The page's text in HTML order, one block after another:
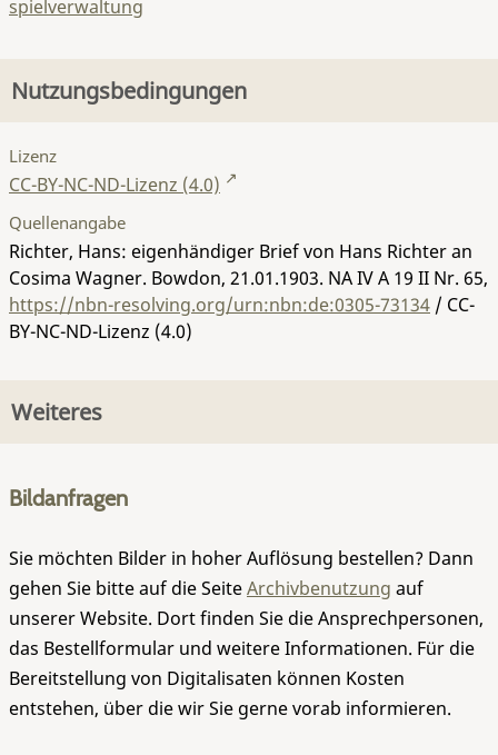
spielverwaltung
Nutzungsbedingungen
Lizenz
CC-BY-NC-ND-Lizenz (4.0)
Quellenangabe
Richter, Hans: eigenhändiger Brief von Hans Richter an
Cosima Wagner. Bowdon, 21.01.1903. NA IV A 19 II Nr. 65,
https://nbn-resolving.org/urn:nbn:de:0305-73134 / CC-
BY-NC-ND-Lizenz (4.0)
Weiteres
Bildanfragen
Sie möchten Bilder in hoher Auflösung bestellen? Dann
gehen Sie bitte auf die SeiteArchivbenutzung auf
unserer Website. Dort finden Sie die Ansprechpersonen,
das Bestellformular und weitere Informationen. Für die
Bereitstellung von Digitalisaten können Kosten
entstehen, über die wir Sie gerne vorab informieren.